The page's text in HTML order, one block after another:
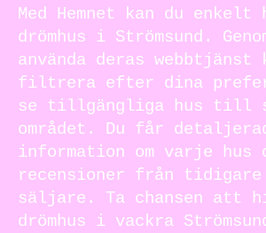
Med Hemnet kan du
drömhus i Strömsund.
använda deras webbtjänst
filtrera efter dina
se tillgängliga hus till
området. Du får
information om varje hus
recensioner från tidigare
säljare. Ta chansen att
drömhus i vackra